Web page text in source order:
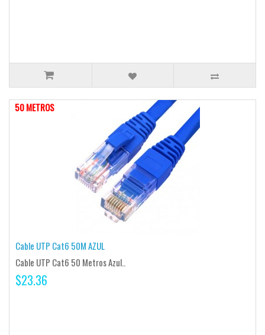
50 METROS
Cable UTP Cat6 50M AZUL
Cable UTP Cat6 50 Metros Azul..
$23.36